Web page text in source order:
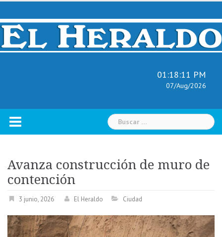
Skip
content
01:18:12 PM
07/Aug/2026
Buscar:
Avanza construcción de muro de
contención
3 junio, 2026 El Heraldo Ciudad